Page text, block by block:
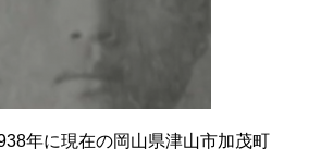
年に現在の岡山県津山市加茂町